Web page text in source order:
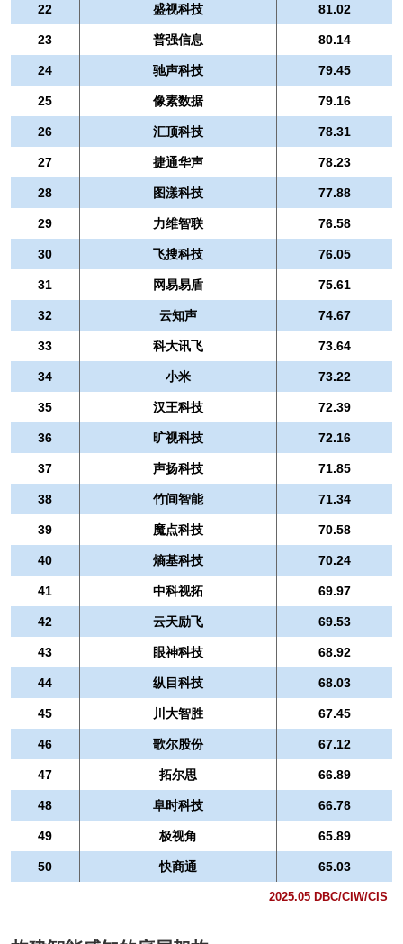
22 盛视科技 81.02
23 普强信息 80.14
24 驰声科技 79.45
25 像素数据 79.16
26 汇顶科技 78.31
27 捷通华声 78.23
28 图漾科技 77.88
29 力维智联 76.58
30 飞搜科技 76.05
31 网易易盾 75.61
32 云知声 74.67
33 科大讯飞 73.64
34 小米 73.22
35 汉王科技 72.39
36 旷视科技 72.16
37 声扬科技 71.85
38 竹间智能 71.34
39 魔点科技 70.58
40 熵基科技 70.24
41 中科视拓 69.97
42 云天励飞 69.53
43 眼神科技 68.92
44 纵目科技 68.03
45 川大智胜 67.45
46 歌尔股份 67.12
47 拓尔思 66.89
48 阜时科技 66.78
49 极视角 65.89
50 快商通 65.03
2025.05 DBC/CIW/CIS